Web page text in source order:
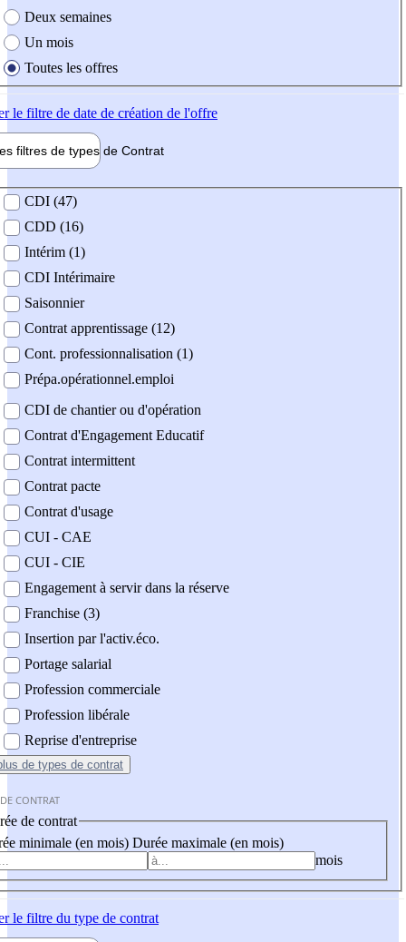
Deux semaines
Un mois
Toutes les offres
le filtre de date de création de l'offre
filtres de types de Contrat
contrat
CDI (47)
CDD (16)
Intérim (1)
CDI Intérimaire
Saisonnier
Contrat apprentissage (12)
Cont. professionnalisation (1)
Prépa.opérationnel.emploi
CDI de chantier ou d'opération
Contrat d'Engagement Educatif
Contrat intermittent
Contrat pacte
Contrat d'usage
CUI - CAE
CUI - CIE
Engagement à servir dans la réserve
Franchise (3)
Insertion par l'activ.éco.
Portage salarial
Profession commerciale
Profession libérale
Reprise d'entreprise
de types de contrat
CONTRAT
de contrat
minimale (en mois) Durée maximale (en mois)
mois
le filtre du type de contrat